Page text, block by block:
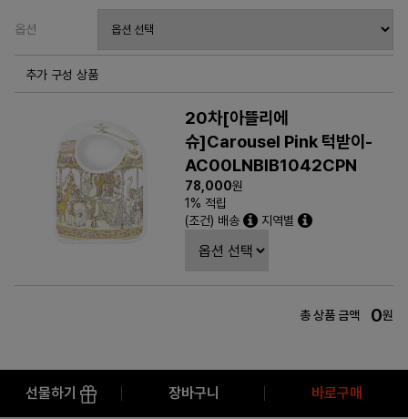
옵션
추가 구성 상품
20차[아뜰리에
슈]Carousel Pink 턱받이-
AC00LNBIB1042CPN
78,000원
1% 적립
(조건) 배송
지역별
총 상품 금액 0원
선물하기 장바구니 바로구매